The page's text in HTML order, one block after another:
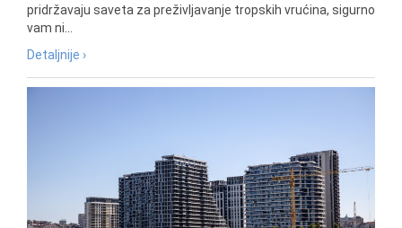
pridržavaju saveta za preživljavanje tropskih vrućina, sigurno
vam ni...
Detaljnije ›